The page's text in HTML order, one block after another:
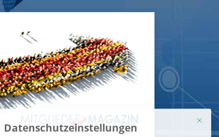
unserer Website. Einige von ihnen sind essenziell, während andere uns
Ihre Erfahrung zu verbessern.
alt sind und Ihre Zustimmung zu freiwilligen Diensten geben möchten,
um Erlaubnis bitten.
und andere Technologien auf unserer Website. Einige von ihnen sind
uns helfen, diese Website und Ihre Erfahrung zu verbessern.
können verarbeitet werden (z. B. IP-Adressen), z. B. für
und Inhalte oder Anzeigen- und Inhaltsmessung.
Verwendung Ihrer Daten finden Sie in unsererDatenschutzerklärung